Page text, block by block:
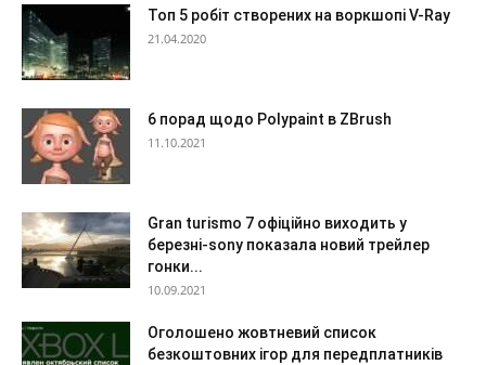
Топ 5 робіт створених на воркшопі V-Ray
21.04.2020
6 порад щодо Polypaint в ZBrush
11.10.2021
Gran turismo 7 офіційно виходить у
березні-sony показала новий трейлер
гонки...
10.09.2021
Оголошено жовтневий список
безкоштовних ігор для передплатників